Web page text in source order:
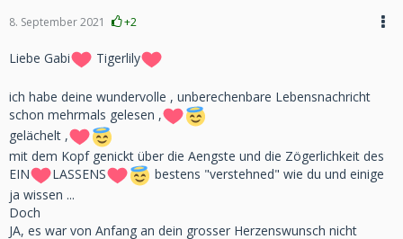
8. September 2021 +2
Liebe Gabi Tigerlily
ich habe deine wundervolle , unberechenbare Lebensnachricht
schon mehrmals gelesen ,
gelächelt ,
mit dem Kopf genickt über die Aengste und die Zögerlichkeit des
EIN
LASSENS
bestens "verstehned" wie du und einige
ja wissen ...
Doch
JA, es war von Anfang an dein grosser Herzenswunsch nicht